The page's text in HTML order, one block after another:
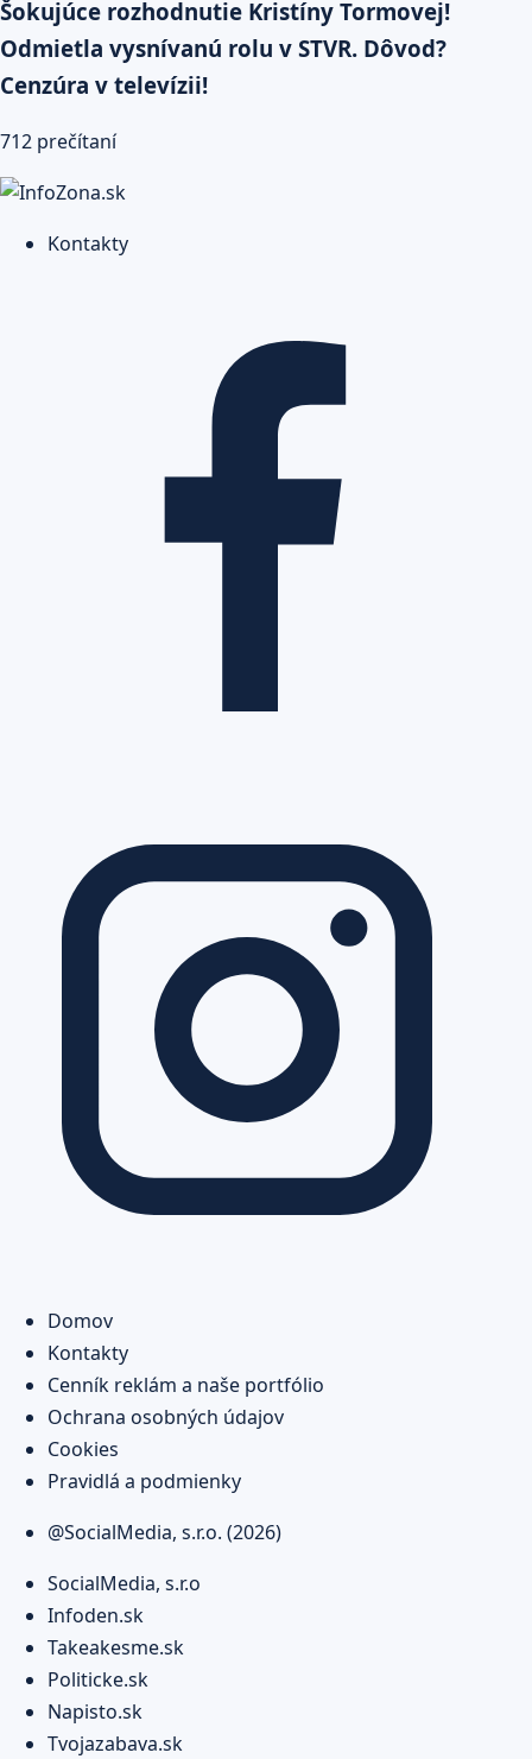
Šokujúce rozhodnutie Kristíny Tormovej!
Odmietla vysnívanú rolu v STVR. Dôvod?
Cenzúra v televízii!
712 prečítaní
Kontakty
Domov
Kontakty
Cenník reklám a naše portfólio
Ochrana osobných údajov
Cookies
Pravidlá a podmienky
@SocialMedia, s.r.o. (2026)
SocialMedia, s.r.o
Infoden.sk
Takeakesme.sk
Politicke.sk
Napisto.sk
Tvojazabava.sk